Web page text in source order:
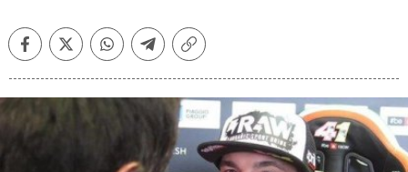
FacebookTwitterWhatsappTelegramCopiar